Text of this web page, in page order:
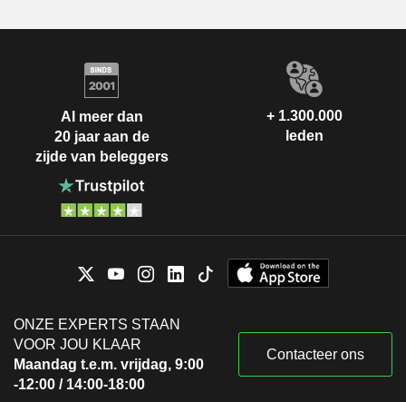
Al meer dan
20 jaar aan de
zijde van beleggers
+ 1.300.000
leden
ONZE EXPERTS STAAN
VOOR JOU KLAAR
Maandag t.e.m. vrijdag, 9:00
-12:00 / 14:00-18:00
Contacteer ons